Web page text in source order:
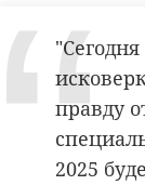
правду
2025